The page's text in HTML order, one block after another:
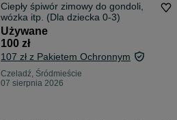
Ciepły śpiwór zimowy do gondoli,
wózka itp. (Dla dziecka 0-3)
Używane
100 zł
107 zł z Pakietem Ochronnym
Czeladź, Śródmieście
07 sierpnia 2026